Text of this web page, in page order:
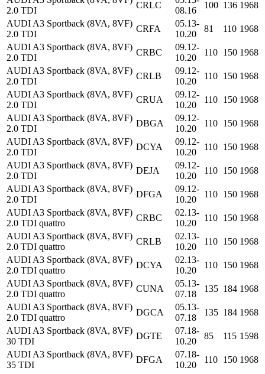
2.0 TDI
CRLC
08.16
100 136 1968
AUDI A3 Sportback (8VA, 8VF)
2.0 TDI
CRFA
05.13-
10.20
81 110 1968
AUDI A3 Sportback (8VA, 8VF)
2.0 TDI
CRBC
09.12-
10.20
110 150 1968
AUDI A3 Sportback (8VA, 8VF)
2.0 TDI
CRLB
09.12-
10.20
110 150 1968
AUDI A3 Sportback (8VA, 8VF)
2.0 TDI
CRUA
09.12-
10.20
110 150 1968
AUDI A3 Sportback (8VA, 8VF)
2.0 TDI
DBGA
09.12-
10.20
110 150 1968
AUDI A3 Sportback (8VA, 8VF)
2.0 TDI
DCYA
09.12-
10.20
110 150 1968
AUDI A3 Sportback (8VA, 8VF)
2.0 TDI
DEJA
09.12-
10.20
110 150 1968
AUDI A3 Sportback (8VA, 8VF)
2.0 TDI
DFGA
09.12-
10.20
110 150 1968
AUDI A3 Sportback (8VA, 8VF)
2.0 TDI quattro
CRBC
02.13-
10.20
110 150 1968
AUDI A3 Sportback (8VA, 8VF)
2.0 TDI quattro
CRLB
02.13-
10.20
110 150 1968
AUDI A3 Sportback (8VA, 8VF)
2.0 TDI quattro
DCYA
02.13-
10.20
110 150 1968
AUDI A3 Sportback (8VA, 8VF)
2.0 TDI quattro
CUNA
05.13-
07.18
135 184 1968
AUDI A3 Sportback (8VA, 8VF)
2.0 TDI quattro
DGCA
05.13-
07.18
135 184 1968
AUDI A3 Sportback (8VA, 8VF)
30 TDI
DGTE
07.18-
10.20
85 115 1598
AUDI A3 Sportback (8VA, 8VF)
35 TDI
DFGA
07.18-
10.20
110 150 1968